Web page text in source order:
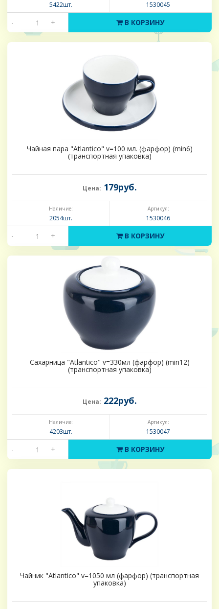
5422шт. 1530045
- + В КОРЗИНУ
Чайная пара "Atlantico" v=100 мл. (фарфор) (min6)
(транспортная упаковка)
Цена: 179руб.
Наличие:
2054шт.
Артикул:
1530046
- + В КОРЗИНУ
Сахарница "Atlantico" v=330мл (фарфор) (min12)
(транспортная упаковка)
Цена: 222руб.
Наличие:
4203шт.
Артикул:
1530047
- + В КОРЗИНУ
Чайник "Atlantico" v=1050 мл (фарфор) (транспортная
упаковка)